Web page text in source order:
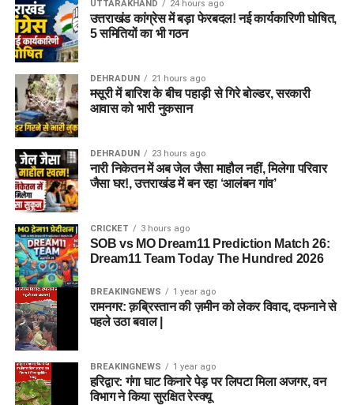
UTTARAKHAND 24 hours ago
उत्तराखंड कांग्रेस में बड़ा फेरबदल! नई कार्यकारिणी घोषित,
5 समितियों का भी गठन
DEHRADUN 21 hours ago
मसूरी में बारिश के बीच पहाड़ी से गिरे बोल्डर, सरकारी
आवास को भारी नुकसान
DEHRADUN 23 hours ago
नारी निकेतन में अब जेल जैसा माहौल नहीं, मिलेगा परिवार
जैसा घर!, उत्तराखंड में बन रहा ‘आलंबन गांव’
CRICKET 3 hours ago
SOB vs MO Dream11 Prediction Match 26:
Dream11 Team Today The Hundred 2026
BREAKINGNEWS 1 year ago
रामनगर: क़ब्रिस्तान की ज़मीन को लेकर विवाद, दफनाने से
पहले उठा बवाल |
BREAKINGNEWS 1 year ago
हरिद्वार: गंगा घाट किनारे पेड़ पर लिपटा मिला अजगर, वन
विभाग ने किया सुरक्षित रेस्क्यू